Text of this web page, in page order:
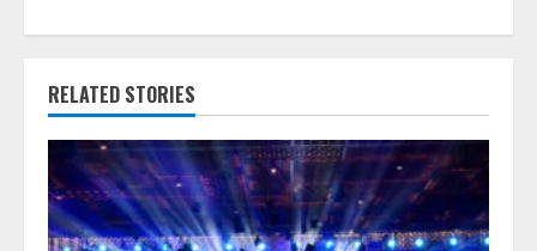
RELATED STORIES